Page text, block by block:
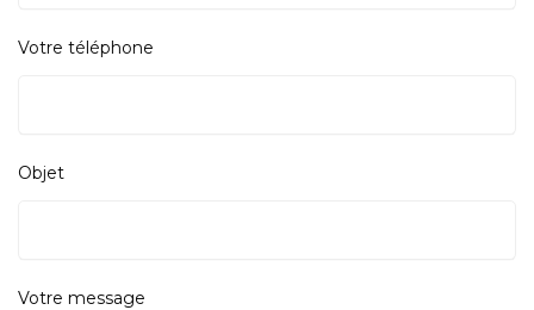
Votre téléphone
Objet
Votre message